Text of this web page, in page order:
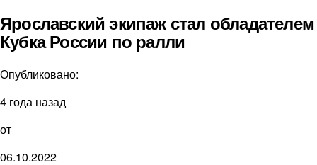
Ярославский экипаж стал обладателем
Кубка России по ралли
Опубликовано:
4 года назад
от
06.10.2022